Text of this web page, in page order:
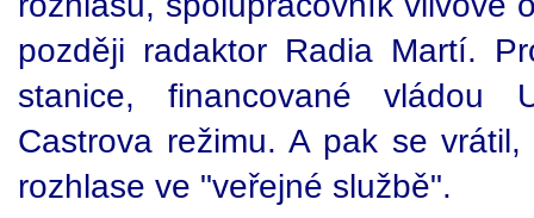
později radaktor Radia Martí.
stanice, financované vládou
Castrova režimu. A pak se
rozhlase ve "veřejné službě".